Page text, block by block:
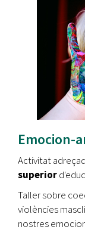
Emocion-
Activitat
superior
Taller sobre
violències
nostres